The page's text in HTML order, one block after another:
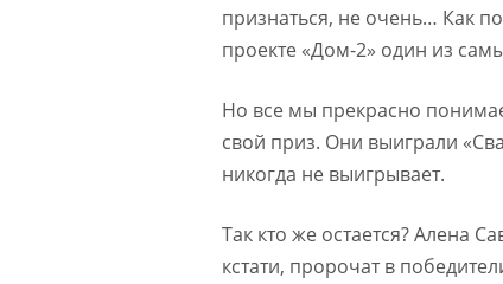
признаться, не очень… Как
проекте «Дом-2» один из
Но все мы прекрасно
свой приз. Они выиграли
никогда не выигрывает.
Так кто же остается? Алена
кстати, пророчат в